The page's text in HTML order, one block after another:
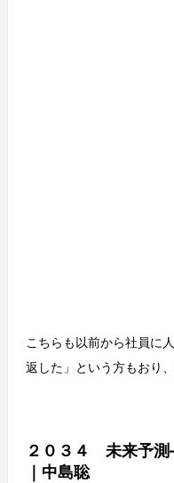
こちらも以前から社員に
返した」という方もおり
２０３４ 未来予
｜中島聡